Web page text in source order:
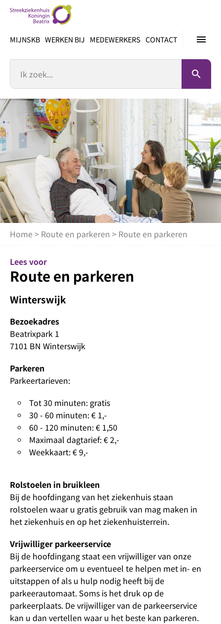
inhoud
menu
MIJNSKB WERKEN BIJ MEDEWERKERS CONTACT
search
Home > Route en parkeren > Route en parkeren
Lees voor
Route en parkeren
Winterswijk
Bezoekadres
Beatrixpark 1
7101 BN Winterswijk
Parkeren
Parkeertarieven:
Tot 30 minuten: gratis
30 - 60 minuten: € 1,-
60 - 120 minuten: € 1,50
Maximaal dagtarief: € 2,-
Weekkaart: € 9,-
Rolstoelen in bruikleen
Bij de hoofdingang van het ziekenhuis staan
rolstoelen waar u gratis gebruik van mag maken in
het ziekenhuis en op het ziekenhuisterrein.
Vrijwilliger parkeerservice
Bij de hoofdingang staat een vrijwilliger van onze
parkeerservice om u eventueel te helpen met in- en
uitstappen of als u hulp nodig heeft bij de
parkeerautomaat. Soms is het druk op de
parkeerplaats. De vrijwilliger van de parkeerservice
kan u dan vertellen waar u het beste kan parkeren.